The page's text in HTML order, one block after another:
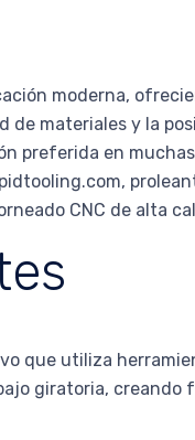
moderna,
de materiales y la
preferida en
CNC de alta
que utiliza
giratoria, creando